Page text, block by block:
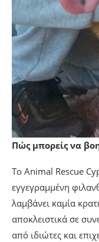
Πώς μπορείς να
Το Animal Rescue
εγγεγραμμένη
λαμβάνει καμία
αποκλειστικά σε
από ιδιώτες και